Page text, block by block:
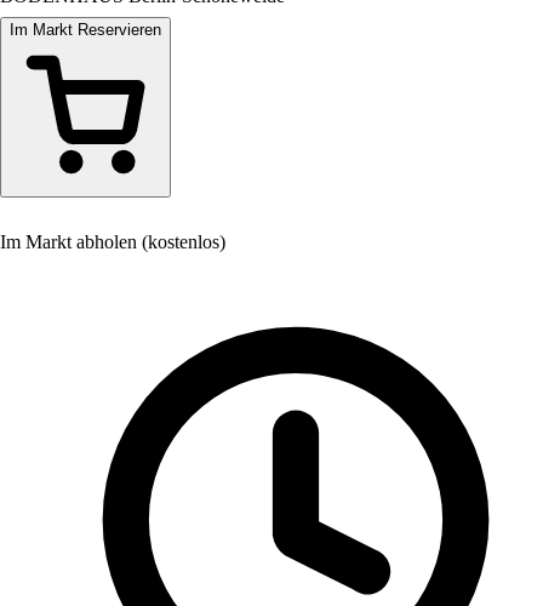
Im Markt Reservieren
Im Markt abholen (kostenlos)